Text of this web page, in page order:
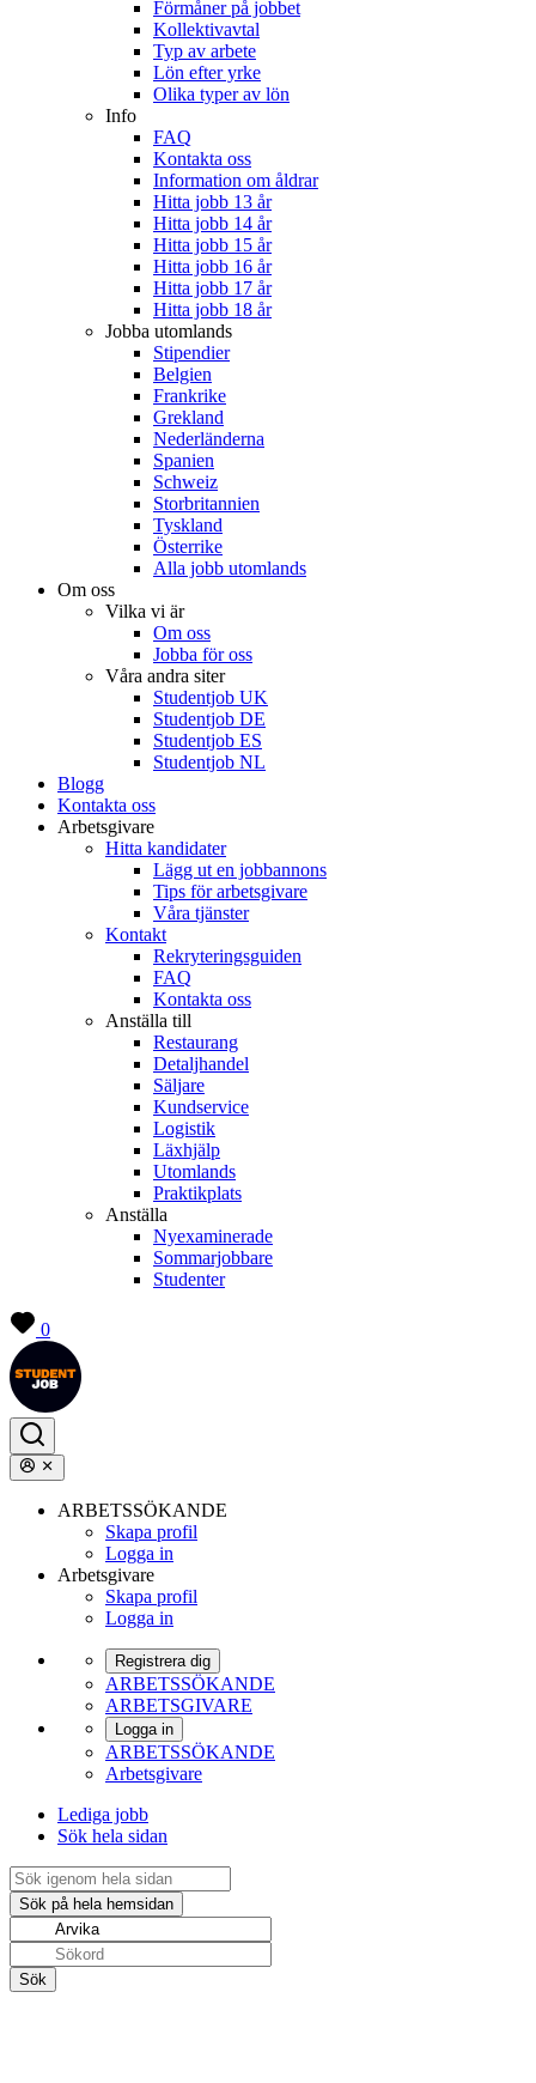
Förmåner på jobbet
Kollektivavtal
Typ av arbete
Lön efter yrke
Olika typer av lön
Info
FAQ
Kontakta oss
Information om åldrar
Hitta jobb 13 år
Hitta jobb 14 år
Hitta jobb 15 år
Hitta jobb 16 år
Hitta jobb 17 år
Hitta jobb 18 år
Jobba utomlands
Stipendier
Belgien
Frankrike
Grekland
Nederländerna
Spanien
Schweiz
Storbritannien
Tyskland
Österrike
Alla jobb utomlands
Om oss
Vilka vi är
Om oss
Jobba för oss
Våra andra siter
Studentjob UK
Studentjob DE
Studentjob ES
Studentjob NL
Blogg
Kontakta oss
Arbetsgivare
Hitta kandidater
Lägg ut en jobbannons
Tips för arbetsgivare
Våra tjänster
Kontakt
Rekryteringsguiden
FAQ
Kontakta oss
Anställa till
Restaurang
Detaljhandel
Säljare
Kundservice
Logistik
Läxhjälp
Utomlands
Praktikplats
Anställa
Nyexaminerade
Sommarjobbare
Studenter
0
ARBETSSÖKANDE
Skapa profil
Logga in
Arbetsgivare
Skapa profil
Logga in
Registrera dig
ARBETSSÖKANDE
ARBETSGIVARE
Logga in
ARBETSSÖKANDE
Arbetsgivare
Lediga jobb
Sök hela sidan